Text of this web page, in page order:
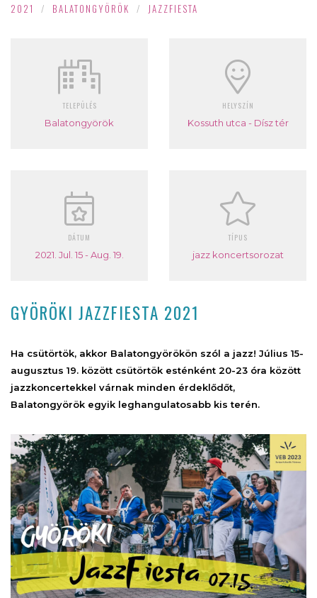
2021 / BALATONGYÖRÖK / JAZZFIESTA
TELEPÜLÉS
Balatongyörök
HELYSZÍN
Kossuth utca - Dísz tér
DÁTUM
2021. Jul. 15 - Aug. 19.
TÍPUS
jazz koncertsorozat
GYÖRÖKI JAZZFIESTA 2021
Ha csütörtök, akkor Balatongyörökön szól a jazz! Július 15-
augusztus 19. között csütörtök esténként 20-23 óra között
jazzkoncertekkel várnak minden érdeklődőt,
Balatongyörök egyik leghangulatosabb kis terén.